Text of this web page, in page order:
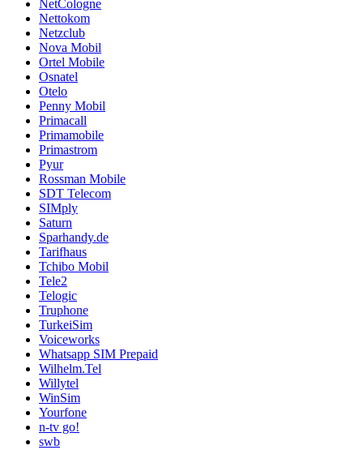
NetCologne
Nettokom
Netzclub
Nova Mobil
Ortel Mobile
Osnatel
Otelo
Penny Mobil
Primacall
Primamobile
Primastrom
Pyur
Rossman Mobile
SDT Telecom
SIMply
Saturn
Sparhandy.de
Tarifhaus
Tchibo Mobil
Tele2
Telogic
Truphone
TurkeiSim
Voiceworks
Whatsapp SIM Prepaid
Wilhelm.Tel
Willytel
WinSim
Yourfone
n-tv go!
swb